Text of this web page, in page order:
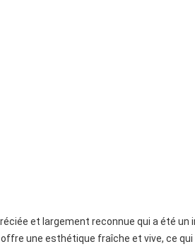
et largement reconnue qui a été un
une esthétique fraîche et vive, ce